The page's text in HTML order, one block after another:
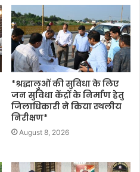
*श्रद्धालुओं की सुविधा के लिए
जन सुविधा केंद्रों के निर्माण हेतु
जिलाधिकारी ने किया स्थलीय
निरीक्षण*
August 8, 2026